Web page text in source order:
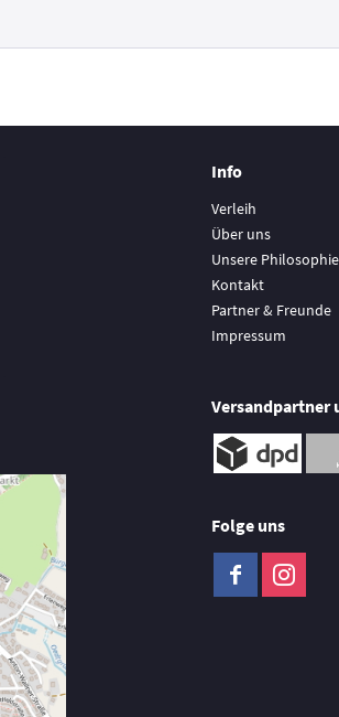
Info
Verleih
Über uns
Unsere Philosophie
Kontakt
Partner & Freunde
Impressum
Versandpartner
Folge uns